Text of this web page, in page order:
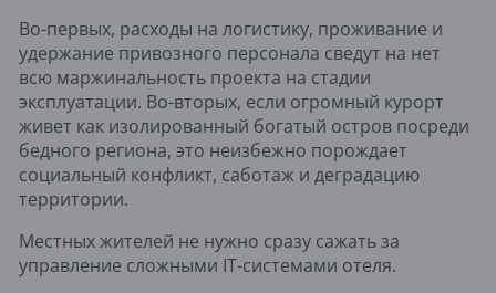
Во-первых, расходы на логистику, проживание и
удержание привозного персонала сведут на нет
всю маржинальность проекта на стадии
эксплуатации. Во-вторых, если огромный курорт
живет как изолированный богатый остров посреди
бедного региона, это неизбежно порождает
социальный конфликт, саботаж и деградацию
территории.
Местных жителей не нужно сразу сажать за
управление сложными IT-системами отеля.